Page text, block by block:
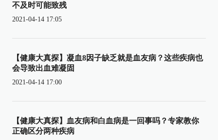
不及时可能致残
2021-04-14 17:05
【健康大真探】凝血8因子缺乏就是血友病？这些疾病也
会导致出血难凝固
2021-04-14 17:00
【健康大真探】血友病和白血病是一回事吗？专家教你
正确区分两种疾病